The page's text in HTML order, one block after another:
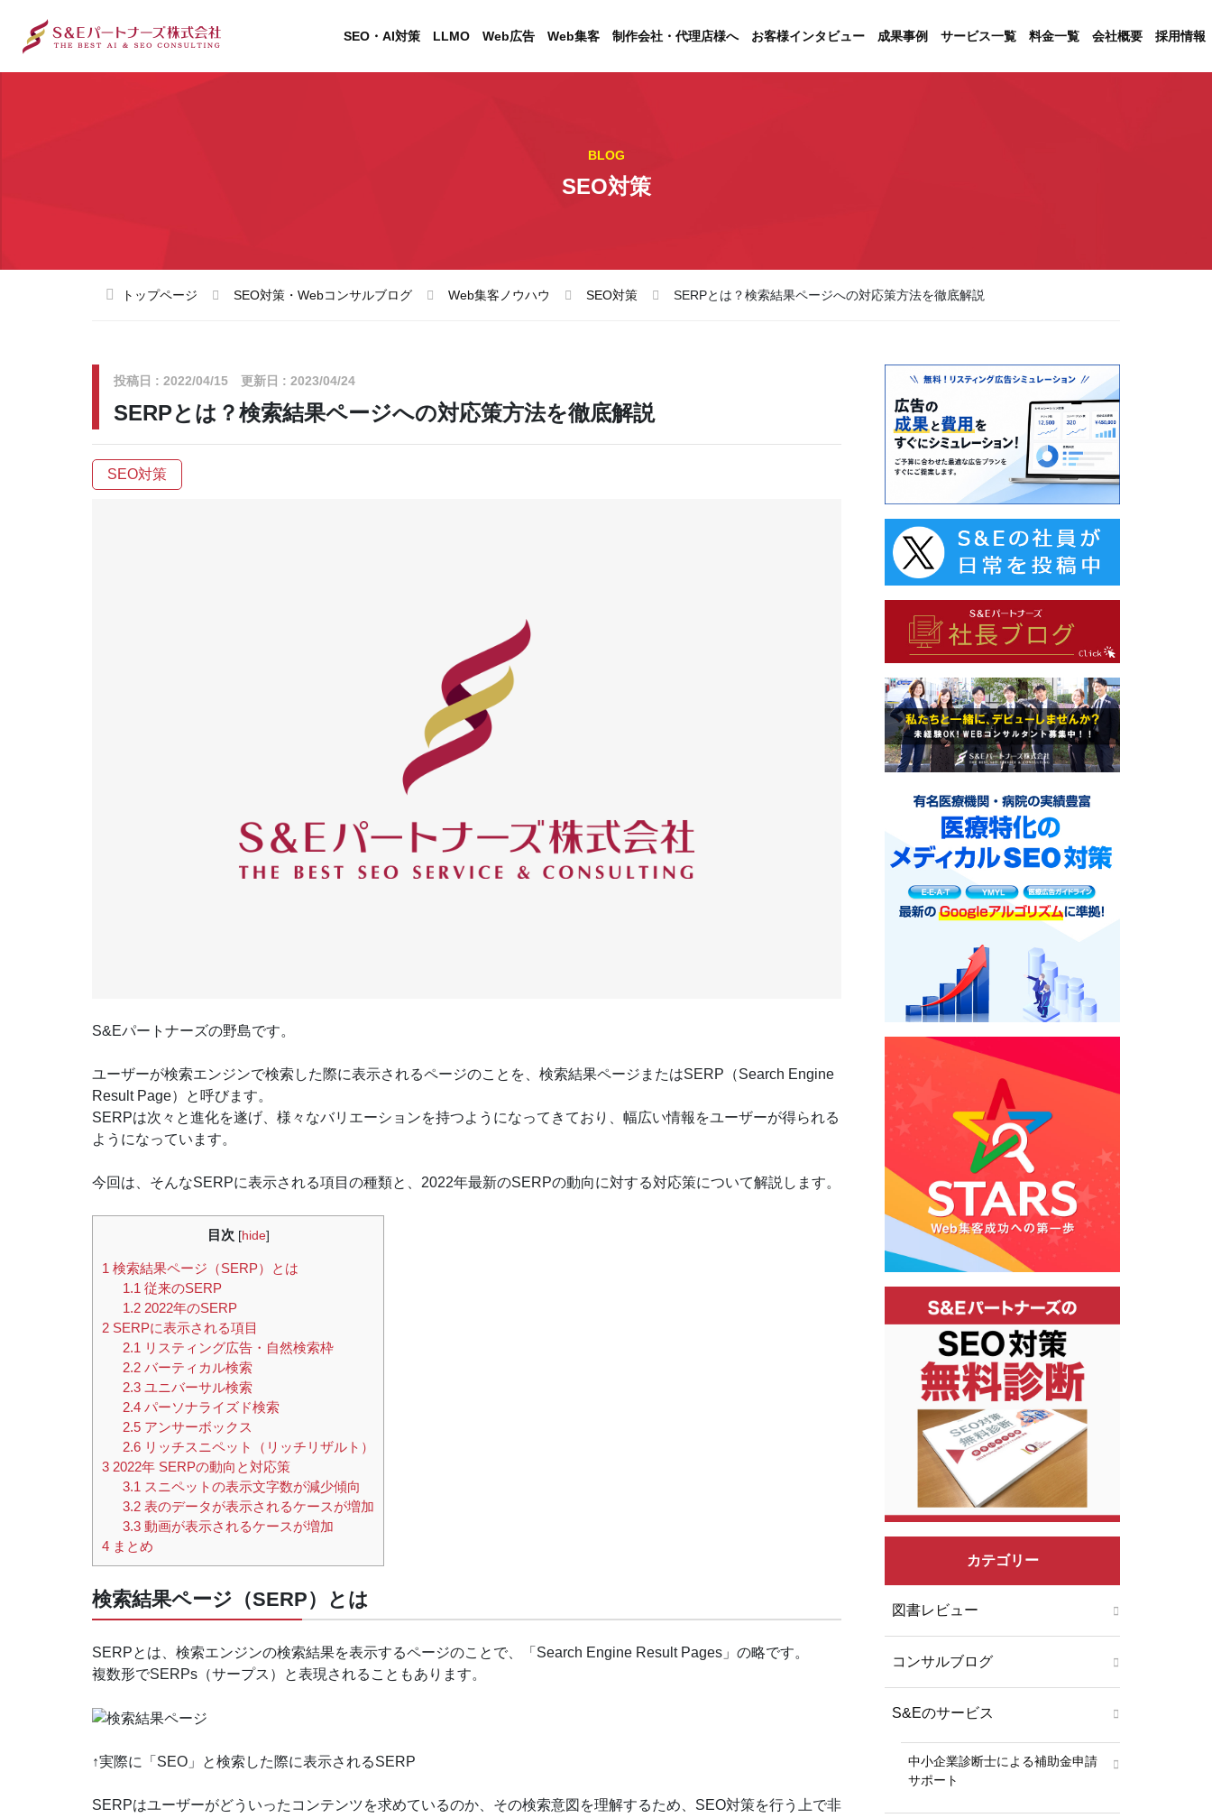
SEO・AI対策 LLMO Web広告 Web集客 制作会社・代理店様へ お客様インタビュー 成果事例 サービス一覧 料金一覧 会社概要 採用情報
BLOG
SEO対策
トップページ SEO対策・Webコンサルブログ Web集客ノウハウ SEO対策 SERPとは？検索結果ページへの対応策方法を徹底解説
投稿日 : 2022/04/15 更新日 : 2023/04/24
SERPとは？検索結果ページへの対応策方法を徹底解説
SEO対策
S&Eパートナーズの野島です。
ユーザーが検索エンジンで検索した際に表示されるページのことを、検索結果ページまたはSERP（Search Engine
Result Page）と呼びます。
SERPは次々と進化を遂げ、様々なバリエーションを持つようになってきており、幅広い情報をユーザーが得られる
ようになっています。
今回は、そんなSERPに表示される項目の種類と、2022年最新のSERPの動向に対する対応策について解説します。
目次 [hide]
1 検索結果ページ（SERP）とは
1.1従来のSERP
1.22022年のSERP
2 SERPに表示される項目
2.1リスティング広告・自然検索枠
2.2バーティカル検索
2.3ユニバーサル検索
2.4パーソナライズド検索
2.5アンサーボックス
2.6リッチスニペット（リッチリザルト）
3 2022年 SERPの動向と対応策
3.1スニペットの表示文字数が減少傾向
3.2表のデータが表示されるケースが増加
3.3動画が表示されるケースが増加
4 まとめ
検索結果ページ（SERP）とは
SERPとは、検索エンジンの検索結果を表示するページのことで、「Search Engine Result Pages」の略です。
複数形でSERPs（サープス）と表現されることもあります。
↑実際に「SEO」と検索した際に表示されるSERP
SERPはユーザーがどういったコンテンツを求めているのか、その検索意図を理解するため、SEO対策を行う上で非
カテゴリー
図書レビュー
コンサルブログ
S&Eのサービス
中小企業診断士による補助金申請
サポート